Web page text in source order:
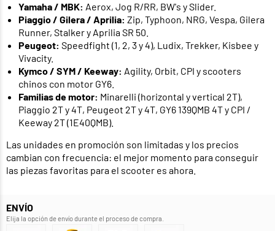
Yamaha / MBK: Aerox, Jog R/RR, BW's y Slider.
Piaggio / Gilera / Aprilia: Zip, Typhoon, NRG, Vespa, Gilera
Runner, Stalker y Aprilia SR 50.
Peugeot: Speedfight (1, 2, 3 y 4), Ludix, Trekker, Kisbee y
Vivacity.
Kymco / SYM / Keeway: Agility, Orbit, CPI y scooters
chinos con motor GY6.
Familias de motor: Minarelli (horizontal y vertical 2T),
Piaggio 2T y 4T, Peugeot 2T y 4T, GY6 139QMB 4T y CPI /
Keeway 2T (1E40QMB).
Las unidades en promoción son limitadas y los precios
cambian con frecuencia: el mejor momento para conseguir
las piezas favoritas para el scooter es ahora.
ENVÍO
Elija la opción de envío durante el proceso de compra.